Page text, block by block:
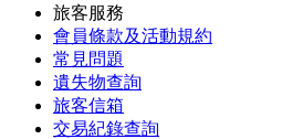
旅客服務
會員條款及活動規約
常見問題
遺失物查詢
旅客信箱
交易紀錄查詢